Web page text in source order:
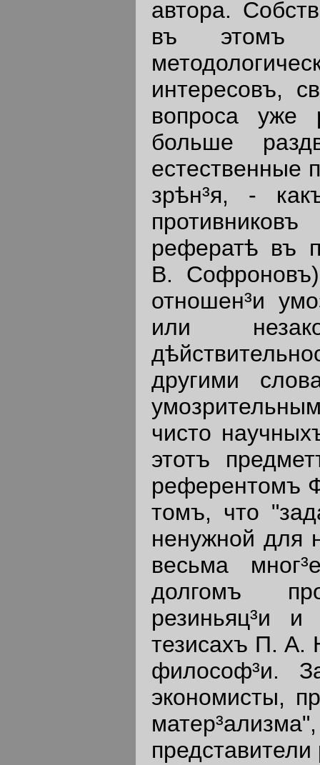
автора.
въ этомъ
интересовъ,
вопроса уже
больше
естественные
зрѣн³я, -
рефератѣ въ
В.
отношен³и
или
другими
чисто
этотъ
референтомъ
томъ, что
ненужной для
весьма
долгомъ
резиньяц³и
тезисахъ П. А.
философ³и.
экономисты,